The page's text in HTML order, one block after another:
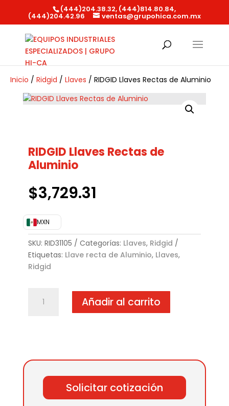
(444)204.38.32, (444)814.80.84,
(444)204.42.96 ventas@grupohica.com.mx
Inicio / Ridgid / Llaves / RIDGID Llaves Rectas de Aluminio
RIDGID Llaves Rectas de
Aluminio
$3,729.31
MXN
SKU: RID31105 Categorías: Llaves, Ridgid
Etiquetas: Llave recta de Aluminio, Llaves,
Ridgid
Llaves
Añadir al carrito
Solicitar cotización